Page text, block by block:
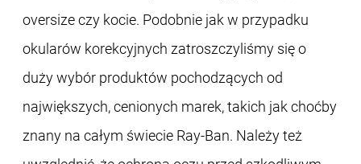
oversize czy kocie. Podobnie jak w przypadku
okularów korekcyjnych zatroszczyliśmy się o
duży wybór produktów pochodzących od
największych, cenionych marek, takich jak choćby
znany na całym świecie Ray-Ban. Należy też